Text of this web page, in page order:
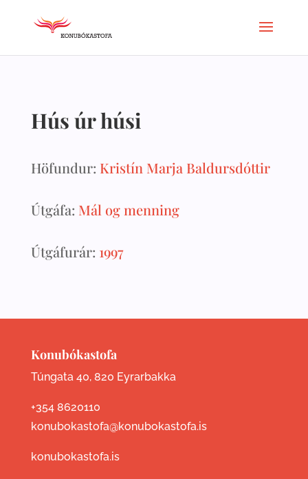
Hús úr húsi
Höfundur: Kristín Marja Baldursdóttir
Útgáfa: Mál og menning
Útgáfurár: 1997
Konubókastofa
Túngata 40, 820 Eyrarbakka
+354 8620110
konubokastofa@konubokastofa.is
konubokastofa.is